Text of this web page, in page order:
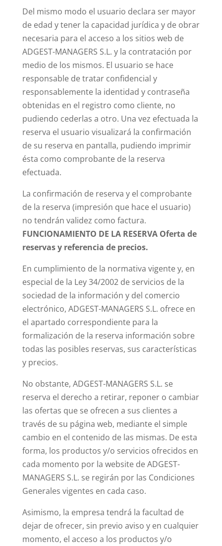
Del mismo modo el usuario declara ser mayor
de edad y tener la capacidad jurídica y de obrar
necesaria para el acceso a los sitios web de
ADGEST-MANAGERS S.L. y la contratación por
medio de los mismos. El usuario se hace
responsable de tratar confidencial y
responsablemente la identidad y contraseña
obtenidas en el registro como cliente, no
pudiendo cederlas a otro. Una vez efectuada la
reserva el usuario visualizará la confirmación
de su reserva en pantalla, pudiendo imprimir
ésta como comprobante de la reserva
efectuada.
La confirmación de reserva y el comprobante
de la reserva (impresión que hace el usuario)
no tendrán validez como factura.
FUNCIONAMIENTO DE LA RESERVA Oferta de
reservas y referencia de precios.
En cumplimiento de la normativa vigente y, en
especial de la Ley 34/2002 de servicios de la
sociedad de la información y del comercio
electrónico, ADGEST-MANAGERS S.L. ofrece en
el apartado correspondiente para la
formalización de la reserva información sobre
todas las posibles reservas, sus características
y precios.
No obstante, ADGEST-MANAGERS S.L. se
reserva el derecho a retirar, reponer o cambiar
las ofertas que se ofrecen a sus clientes a
través de su página web, mediante el simple
cambio en el contenido de las mismas. De esta
forma, los productos y/o servicios ofrecidos en
cada momento por la website de ADGEST-
MANAGERS S.L. se regirán por las Condiciones
Generales vigentes en cada caso.
Asimismo, la empresa tendrá la facultad de
dejar de ofrecer, sin previo aviso y en cualquier
momento, el acceso a los productos y/o